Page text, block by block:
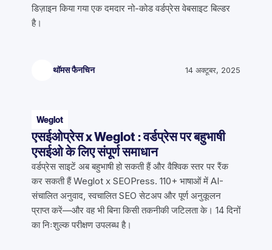
डिज़ाइन किया गया एक दमदार नो-कोड वर्डप्रेस वेबसाइट बिल्डर
है।
थॉमस फैनचिन 14 अक्टूबर, 2025
Weglot
एसईओप्रेस x Weglot : वर्डप्रेस पर बहुभाषी
एसईओ के लिए संपूर्ण समाधान
वर्डप्रेस साइटें अब बहुभाषी हो सकती हैं और वैश्विक स्तर पर रैंक
कर सकती हैं Weglot x SEOPress. 110+ भाषाओं में AI-
संचालित अनुवाद, स्वचालित SEO सेटअप और पूर्ण अनुकूलन
प्राप्त करें—और वह भी बिना किसी तकनीकी जटिलता के। 14 दिनों
का निःशुल्क परीक्षण उपलब्ध है।